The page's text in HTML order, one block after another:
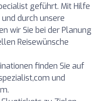
geführt. Mit Hilfe
durch unsere
wir Sie bei der Planung
Reisewünsche
finden Sie auf
und